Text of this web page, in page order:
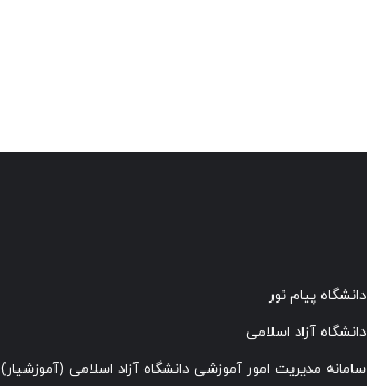
دانشگاه پیام نور
دانشگاه آزاد اسلامی
سامانه مدیریت امور آموزشی دانشگاه آزاد اسلامی (آموزشیار)